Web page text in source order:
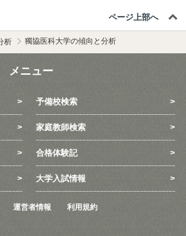
ページ上部へ
析 獨協医科大学の傾向と分析
メニュー
予備校検索
家庭教師検索
合格体験記
大学入試情報
運営者情報 利用規約